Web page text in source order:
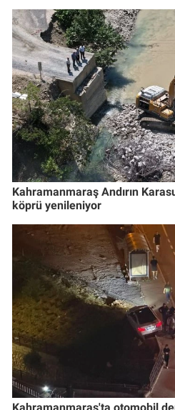
Kahramanmaraş Andırın
köprü yenileniyor